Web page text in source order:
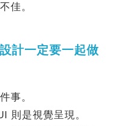
佳。
計一定要一起做
事。
則是視覺呈現。